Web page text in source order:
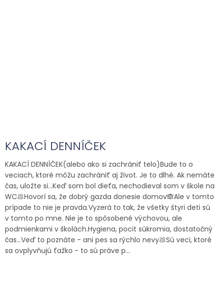
KAKACÍ DENNÍČEK
KAKACÍ DENNÍČEK(alebo ako si zachrániť telo)Bude to o
veciach, ktoré môžu zachrániť aj život. Je to dlhé. Ak nemáte
čas, uložte si…Keď som bol dieťa, nechodieval som v škole na
WC💩Hovorí sa, že dobrý gazda donesie domov🙈Ale v tomto
prípade to nie je pravda.Vyzerá to tak, že všetky štyri deti sú
v tomto po mne. Nie je to spôsobené výchovou, ale
podmienkami v školách.Hygiena, pocit súkromia, dostatočný
čas…Veď to poznáte - ani pes sa rýchlo nevy💩Sú veci, ktoré
sa ovplyvňujú ťažko - to sú práve p...